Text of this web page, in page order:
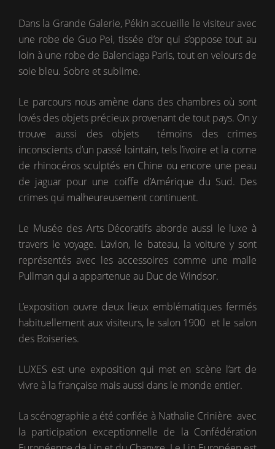
Dans la Grande Galerie, Pékin accueille le visiteur avec
une robe de Guo Pei, tissée d’or qui s’oppose tout au
loin à une robe de Balenciaga Paris, tout en velours de
soie bleu. Sobre et sublime.
Le parcours nous amène dans des chambres où sont
lovés des objets précieux provenant de tout pays. On y
trouve aussi des objets témoins des crimes
inconscients d’un passé lointain, tels l’ivoire et la corne
de rhinocéros sculptés en Chine ou encore une peau
de jaguar pour une coiffe d’Amérique du Sud. Des
crimes qui malheureusement continuent.
Le Musée des Arts Décoratifs aborde aussi le luxe à
travers le voyage. L’avion, le bateau, la voiture y sont
représentés avec les accessoires comme une malle
Pullman qui a appartenue au Duc de Windsor.
L’exposition ouvre deux lieux emblématiques fermés
habituellement aux visiteurs, le salon 1900 et le salon
des Boiseries.
LUXES est une exposition qui met en scène l’art de
vivre à la française mais aussi dans le monde entier.
La scénographie a été confiée à Nathalie Crinière avec
la participation exceptionnelle de la Confédération